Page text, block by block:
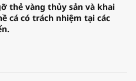
thẻ vàng thủy sản và khai
cá có trách nhiệm tại các